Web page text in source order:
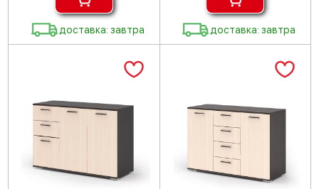
доставка: завтра доставка: завтра